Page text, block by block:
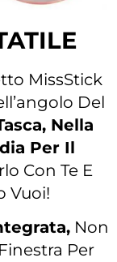
MissStick
Del
Nella
Per Il
Con Te E
Vuoi!
Non
Per